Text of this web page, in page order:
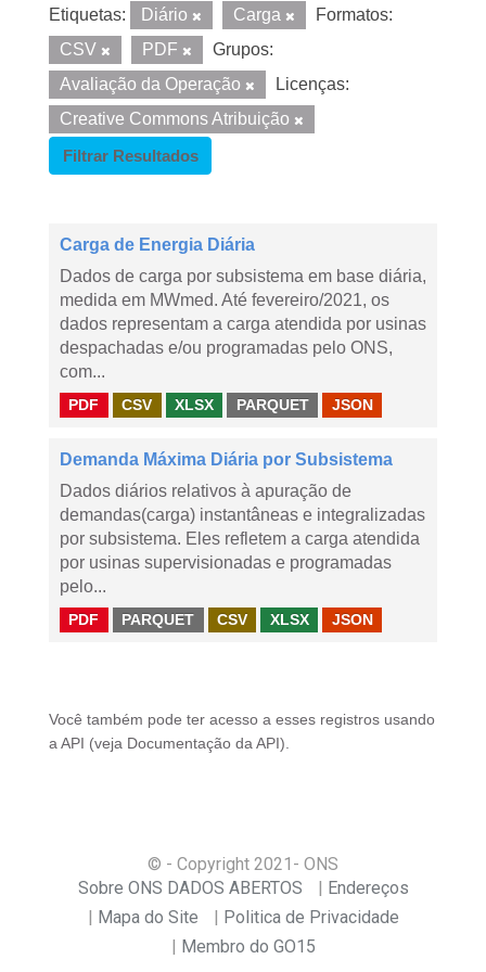
Etiquetas: Diário Carga
Formatos:
CSV
PDF
Grupos:
Avaliação da Operação
Licenças:
Creative Commons Atribuição
Filtrar Resultados
Carga de Energia Diária
Dados de carga por subsistema em base diária,
medida em MWmed. Até fevereiro/2021, os
dados representam a carga atendida por usinas
despachadas e/ou programadas pelo ONS,
com...
PDF CSV XLSX PARQUET JSON
Demanda Máxima Diária por Subsistema
Dados diários relativos à apuração de
demandas(carga) instantâneas e integralizadas
por subsistema. Eles refletem a carga atendida
por usinas supervisionadas e programadas
pelo...
PDF PARQUET CSV XLSX JSON
Você também pode ter acesso a esses registros usando
a API (veja Documentação da API ).
© - Copyright 2021 - ONS
Sobre ONS DADOS ABERTOS
Endereços
Mapa do Site
Politica de Privacidade
Membro do GO15